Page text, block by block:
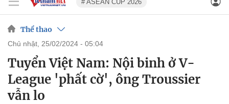
# ASEAN CUP 2026
Thể thao
chủ nhật, 25/02/2024 - 05:04
Tuyển Việt Nam: Nội binh ở V-
League 'phất cờ', ông Troussier
vẫn lo